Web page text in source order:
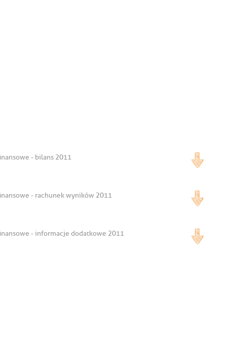
- bilans 2011
- rachunek wyników 2011
- informacje dodatkowe 2011